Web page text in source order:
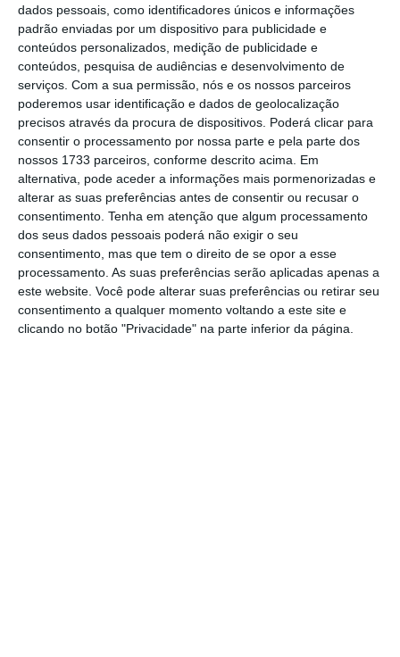
dados pessoais, como identificadores únicos e informações
padrão enviadas por um dispositivo para publicidade e
conteúdos personalizados, medição de publicidade e
conteúdos, pesquisa de audiências e desenvolvimento de
serviços. Com a sua permissão, nós e os nossos parceiros
poderemos usar identificação e dados de geolocalização
precisos através da procura de dispositivos. Poderá clicar para
consentir o processamento por nossa parte e pela parte dos
nossos 1733 parceiros, conforme descrito acima. Em
alternativa, pode aceder a informações mais pormenorizadas e
alterar as suas preferências antes de consentir ou recusar o
consentimento. Tenha em atenção que algum processamento
dos seus dados pessoais poderá não exigir o seu
consentimento, mas que tem o direito de se opor a esse
processamento. As suas preferências serão aplicadas apenas a
este website. Você pode alterar suas preferências ou retirar seu
consentimento a qualquer momento voltando a este site e
clicando no botão "Privacidade" na parte inferior da página.
Escolha o ECO como fonte
preferida no Google
Escolher ›
O SanDisk Ultra® microSDXC™ UHS-I deverá
dar para armazenar até 40 horas de vídeos
Full HD, para além de atingir velocidades de
transferência até 100 MB por segundo, o que
significa que podemos transferir até 1200
fotos por minuto. O cartão foi classificado
como Application Performance Class 1
(Especificação de Desempenho A1),tornando-
o uma opção viável para expandir a memória